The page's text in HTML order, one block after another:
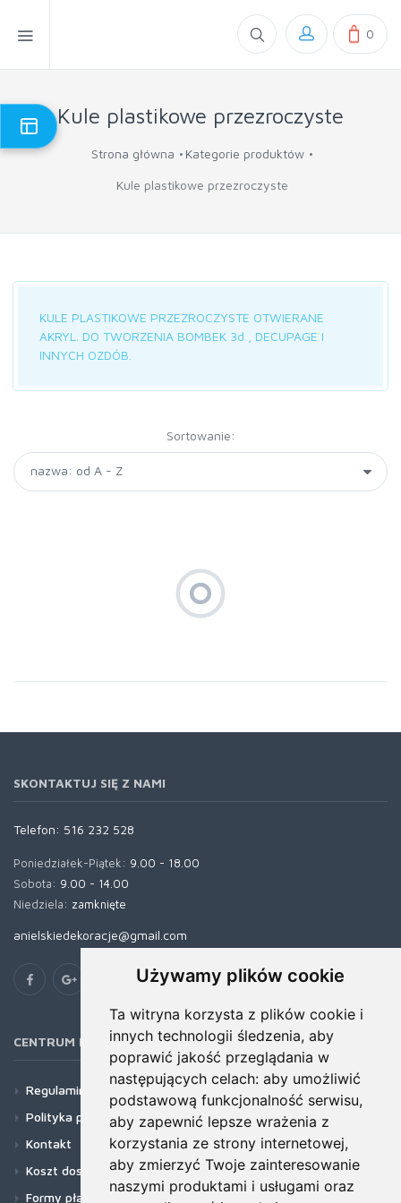
Używamy plików cookie
Ta witryna korzysta z plików cookie i
innych technologii śledzenia, aby
poprawić jakość przeglądania w
następujących celach: aby umożliwić
podstawową funkcjonalność serwisu,
aby zapewnić lepsze wrażenia z
korzystania ze strony internetowej,
aby zmierzyć Twoje zainteresowanie
naszymi produktami i usługami oraz
0
Kule plastikowe przezroczyste
Strona główna Kategorie produktów
Kule plastikowe przezroczyste
KULE PLASTIKOWE PRZEZROCZYSTE OTWIERANE
AKRYL. DO TWORZENIA BOMBEK 3d , DECUPAGE I
INNYCH OZDÓB.
Sortowanie:
SKONTAKTUJ SIĘ Z NAMI
Telefon: 516 232 528
Poniedziałek-Piątek: 9.00 - 18.00
Sobota: 9.00 - 14.00
Niedziela: zamknięte
anielskiedekoracje@gmail.com
CENTRUM POMOCY
Regulamin
Polityka prywatności
Kontakt
Koszt dostawy
Formy płatności